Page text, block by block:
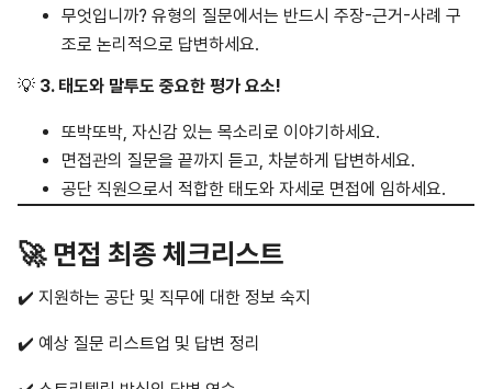
무엇입니까? 유형의 질문에서는 반드시 주장-근거-사례 구
조로 논리적으로 답변하세요.
💡 3. 태도와 말투도 중요한 평가 요소!
또박또박, 자신감 있는 목소리로 이야기하세요.
면접관의 질문을 끝까지 듣고, 차분하게 답변하세요.
공단 직원으로서 적합한 태도와 자세로 면접에 임하세요.
🚀 면접 최종 체크리스트
✔️ 지원하는 공단 및 직무에 대한 정보 숙지
✔️ 예상 질문 리스트업 및 답변 정리